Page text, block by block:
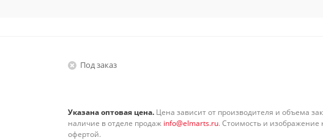
Под заказ
Указана оптовая цена. Цена зависит от производителя и объема
наличие в отделе продаж info@elmarts.ru. Стоимость и изображение
офертой.